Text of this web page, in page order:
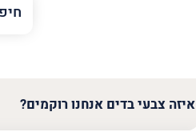
איזה צבעי בדים אנחנו רוקמים?